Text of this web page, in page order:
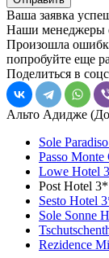
Ваша заявка
Наши менеджеры
Произошла
попробуйте еще
Поделиться в
Альто Адидже
Sole
Passo
Lowe Hotel
Post Hotel
Sesto Hotel
Sole Sonne
Rezidence